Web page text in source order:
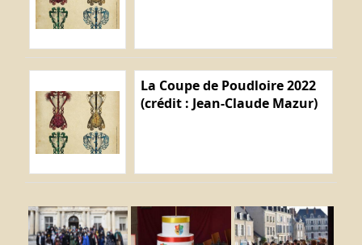
La Coupe de Poudloire 2022
(crédit : Jean-Claude Mazur)